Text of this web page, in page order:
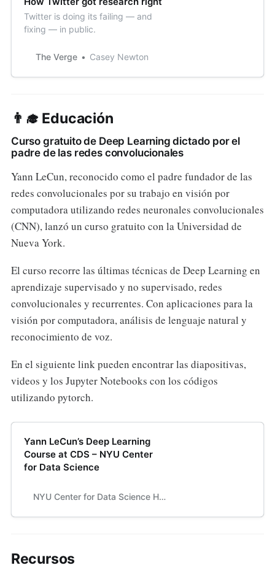
Twitter is doing its failing — and
fixing — in public.
The Verge Casey Newton
👨‍🎓 Educación
Curso gratuito de Deep Learning dictado por el
padre de las redes convolucionales
Yann LeCun, reconocido como el padre fundador de las
redes convolucionales por su trabajo en visión por
computadora utilizando redes neuronales convolucionales
(CNN), lanzó un curso gratuito con la Universidad de
Nueva York.
El curso recorre las últimas técnicas de Deep Learning en
aprendizaje supervisado y no supervisado, redes
convolucionales y recurrentes. Con aplicaciones para la
visión por computadora, análisis de lenguaje natural y
reconocimiento de voz.
En el siguiente link pueden encontrar las diapositivas,
videos y los Jupyter Notebooks con los códigos
utilizando pytorch.
Yann LeCun’s Deep Learning
Course at CDS – NYU Center
for Data Science
NYU Center for Data Science Harnessing Data’s Potential for the World
Recursos